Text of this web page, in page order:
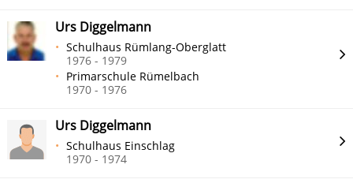
Urs Diggelmann
Schulhaus Rümlang-Oberglatt
1976 - 1979
Primarschule Rümelbach
1970 - 1976
Urs Diggelmann
Schulhaus Einschlag
1970 - 1974